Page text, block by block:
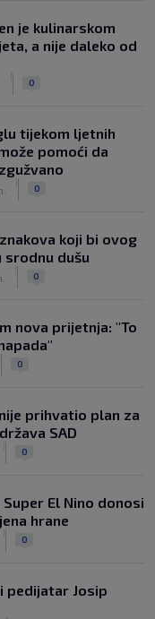
Infantina:
i kukavički
Mora otići!’
je kulinarskom
a nije daleko od
0
tijekom ljetnih
pomoći da
0
koji bi ovog
dušu
0
nova prijetnja: "To
0
prihvatio plan za
SAD
0
El Nino donosi
hrane
0
pedijatar Josip